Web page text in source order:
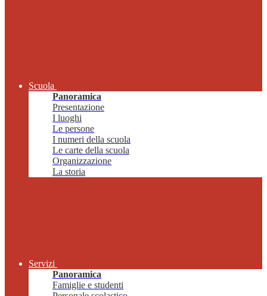
Scuola
Panoramica
Presentazione
I luoghi
Le persone
I numeri della scuola
Le carte della scuola
Organizzazione
La storia
Servizi
Panoramica
Famiglie e studenti